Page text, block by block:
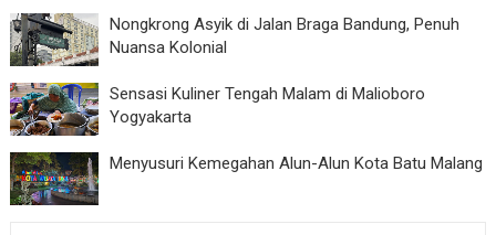
Nongkrong Asyik di Jalan Braga Bandung, Penuh
Nuansa Kolonial
Sensasi Kuliner Tengah Malam di Malioboro
Yogyakarta
Menyusuri Kemegahan Alun-Alun Kota Batu Malang